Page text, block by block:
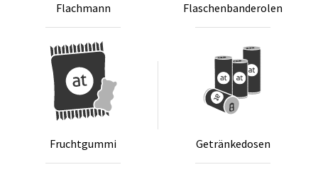
Flach­mann Fla­schen­ban­de­ro­len
Frucht­gum­mi Ge­trän­ke­do­sen